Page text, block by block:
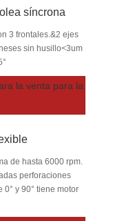
síncrona
3 frontales.&2 ejes
sin husillo<3um
±0,015°
de hasta 6000 rpm.
perforaciones
y 90° tiene motor